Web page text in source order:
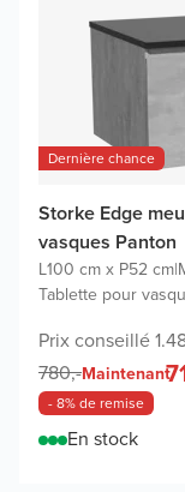
Dernière chance
Storke Edge
vasques Panton
L100 cm x P52 cm|
Tablette pour
Prix conseillé
780,-Maintenant
- 8% de remise
En stock